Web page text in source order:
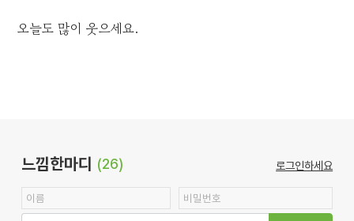
오늘도 많이 웃으세요.
느낌한마디 (26) 로그인하세요